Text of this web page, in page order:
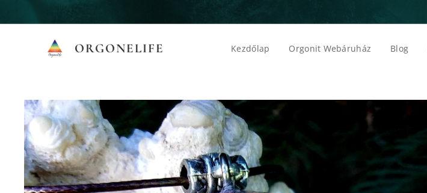
ORGONELIFE Kezdőlap Orgonit Webáruház Blog